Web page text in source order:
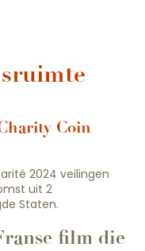
Coin
2024 veilingen
uit 2
Staten.
film die